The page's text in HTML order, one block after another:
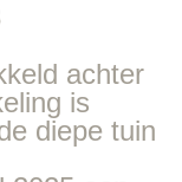
achter
is
diepe tuin